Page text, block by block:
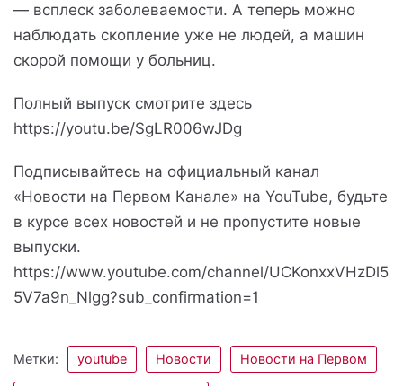
— всплеск заболеваемости. А теперь можно
наблюдать скопление уже не людей, а машин
скорой помощи у больниц.
Полный выпуск смотрите здесь
https://youtu.be/SgLR006wJDg
Подписывайтесь на официальный канал
«Новости на Первом Канале» на YouTube, будьте
в курсе всех новостей и не пропустите новые
выпуски.
https://www.youtube.com/channel/UCKonxxVHzDl5
5V7a9n_Nlgg?sub_confirmation=1
Метки: youtube Новости Новости на Первом